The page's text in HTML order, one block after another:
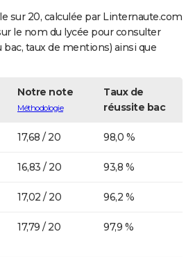
sur 20, calculée par Linternaute.com
le nom du lycée pour consulter
taux de mentions) ainsi que
Notre note
Méthodologie
Taux de
réussite bac
17,68 / 20 98,0 %
16,83 / 20 93,8 %
17,02 / 20 96,2 %
17,79 / 20 97,9 %